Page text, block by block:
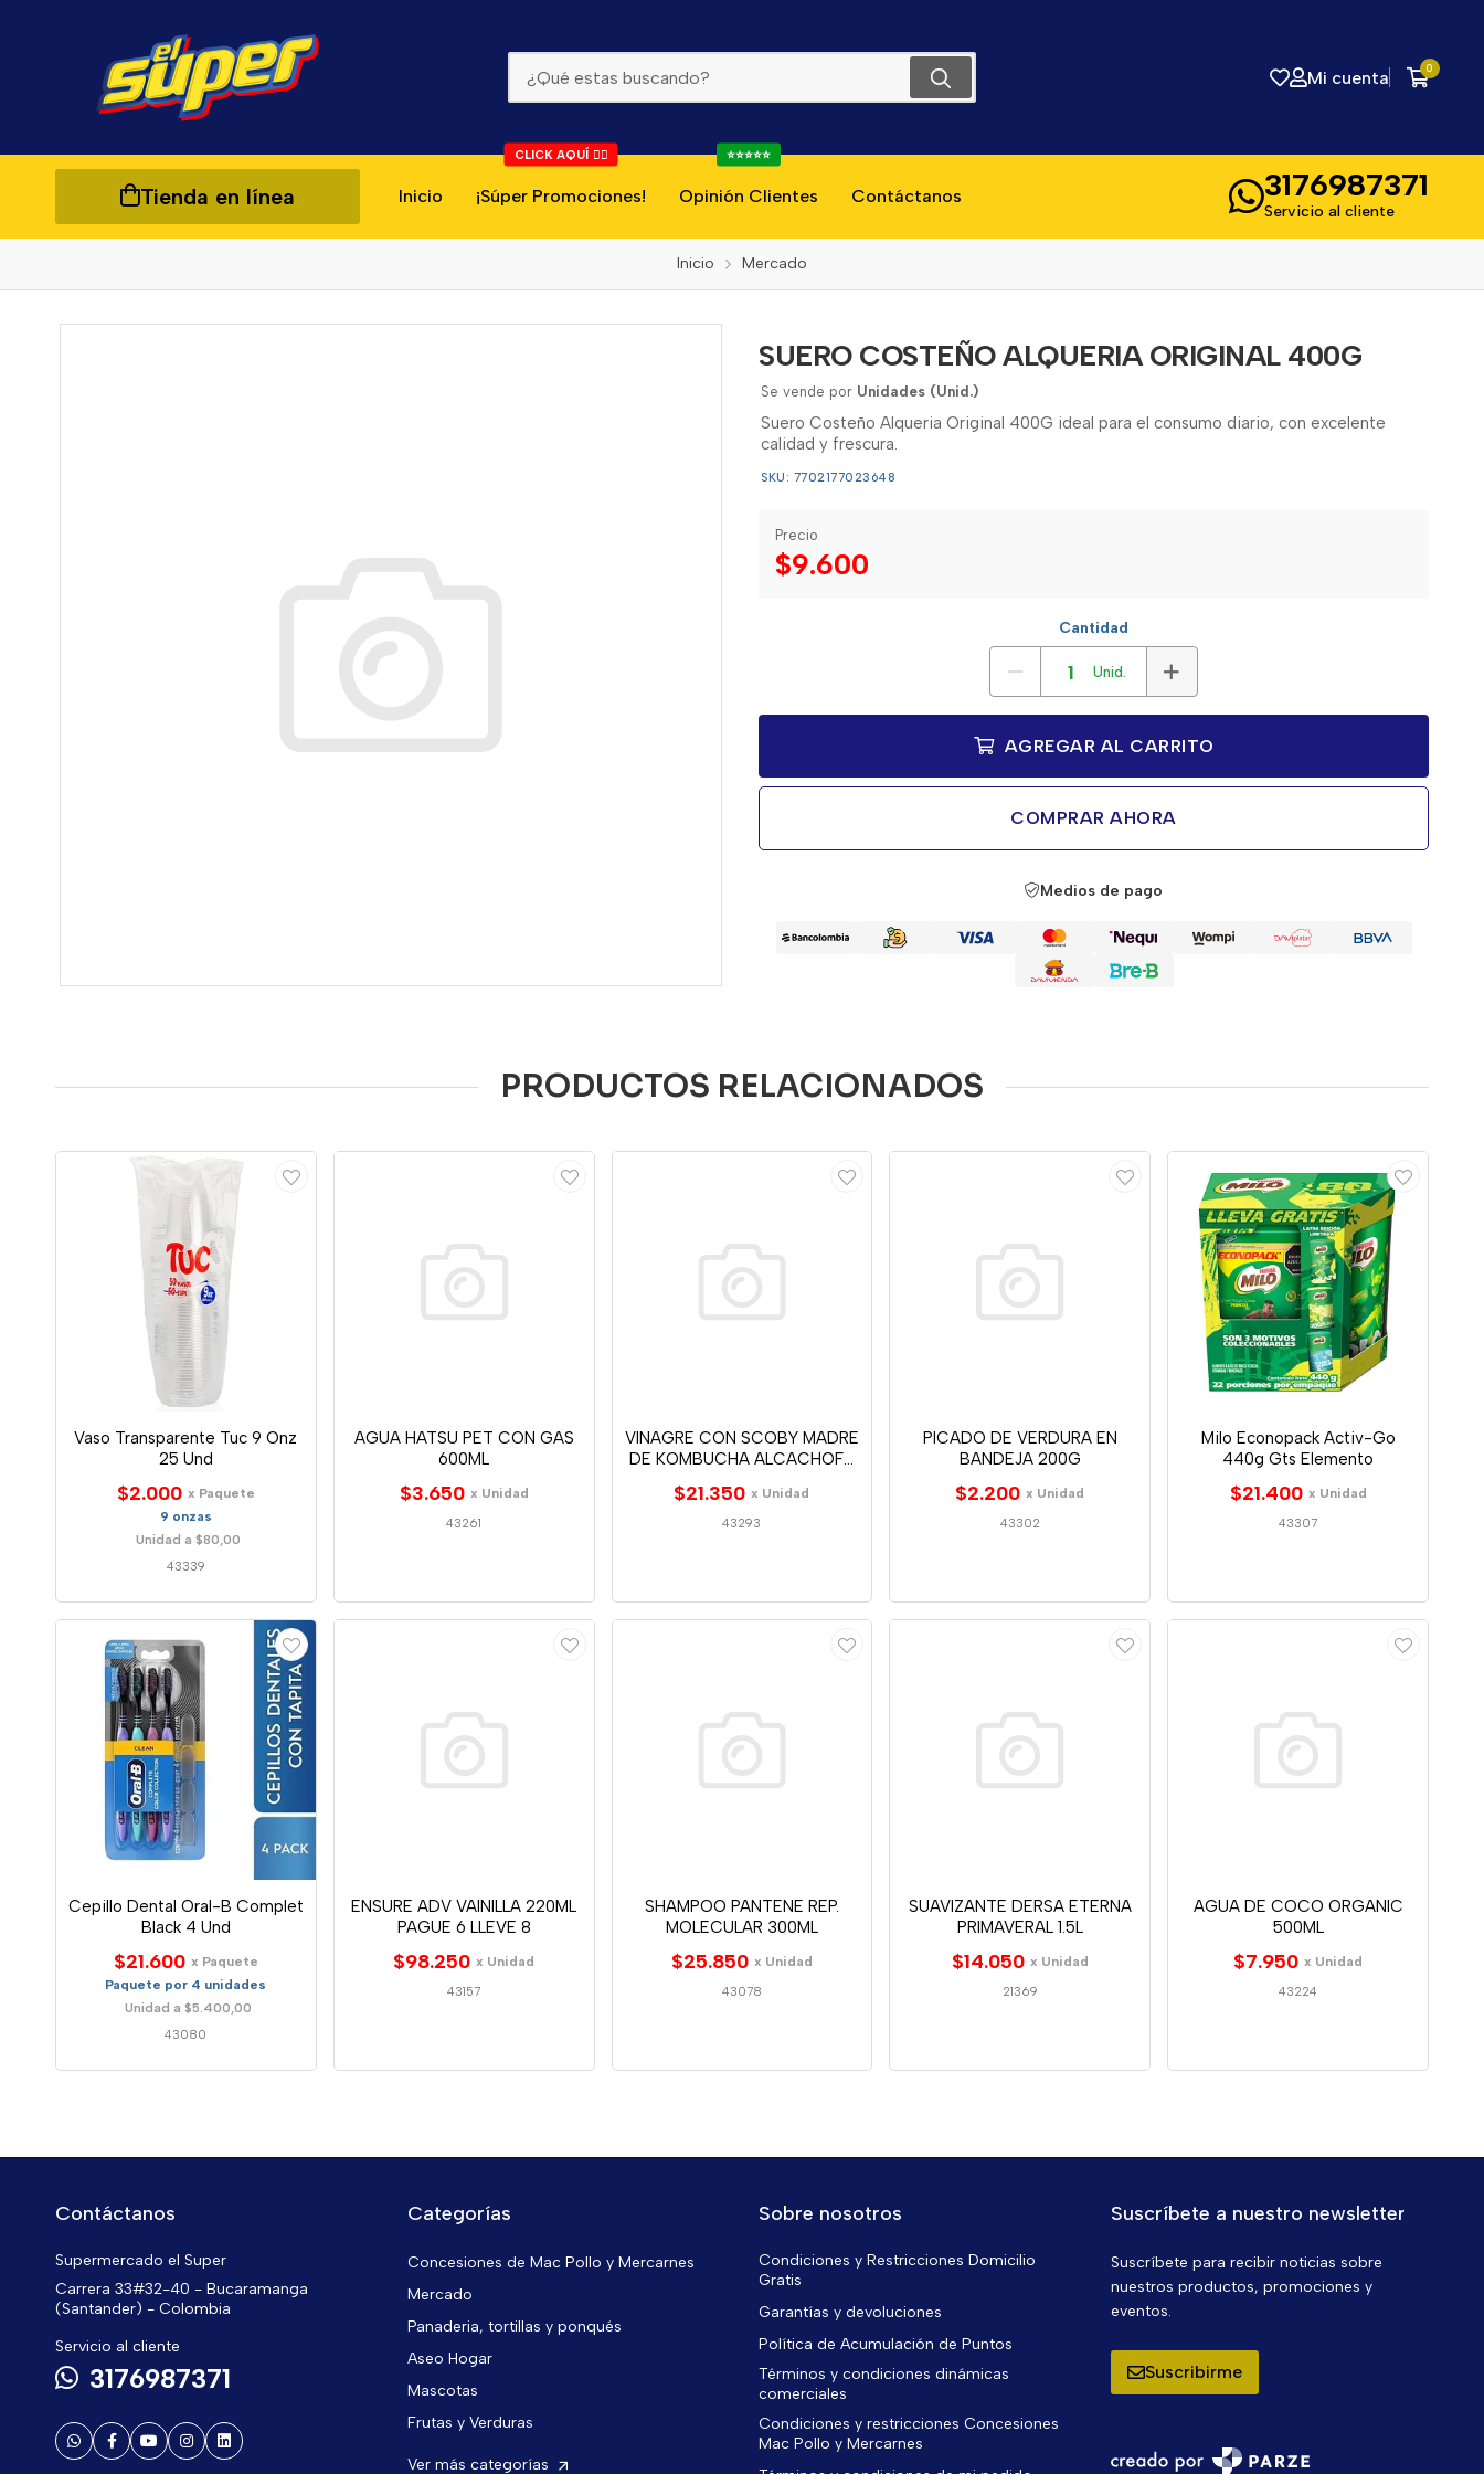
Mi cuenta 0
Tienda en línea Inicio ¡Súper Promociones!
CLICK AQUÍ 👇🏻
Opinión Clientes
⭐⭐⭐⭐⭐
Contáctanos 3176987371
Servicio al cliente
Inicio Mercado
SUERO COSTEÑO ALQUERIA ORIGINAL 400G
Se vende por Unidades (Unid.)
Suero Costeño Alqueria Original 400G ideal para el consumo diario, con excelente
calidad y frescura.
SKU: 7702177023648
Precio
$9.600
Cantidad
Unid.
AGREGAR AL CARRITO
COMPRAR AHORA
Medios de pago
PRODUCTOS RELACIONADOS
Vaso Transparente Tuc 9 Onz
25 Und
$2.000 x Paquete
9 onzas
Unidad a $80,00
43339
AGUA HATSU PET CON GAS
600ML
$3.650 x Unidad
43261
VINAGRE CON SCOBY MADRE
DE KOMBUCHA ALCACHOFA
$21.350 x Unidad
43293
PICADO DE VERDURA EN
BANDEJA 200G
$2.200 x Unidad
43302
Milo Econopack Activ-Go
440g Gts Elemento
$21.400 x Unidad
43307
Cepillo Dental Oral-B Complet
Black 4 Und
$21.600 x Paquete
Paquete por 4 unidades
Unidad a $5.400,00
43080
ENSURE ADV VAINILLA 220ML
PAGUE 6 LLEVE 8
$98.250 x Unidad
43157
SHAMPOO PANTENE REP.
MOLECULAR 300ML
$25.850 x Unidad
43078
SUAVIZANTE DERSA ETERNA
PRIMAVERAL 1.5L
$14.050 x Unidad
21369
AGUA DE COCO ORGANIC
500ML
$7.950 x Unidad
43224
Contáctanos
Supermercado el Super
Carrera 33#32-40 - Bucaramanga
(Santander) - Colombia
Servicio al cliente
3176987371
Categorías
Concesiones de Mac Pollo y Mercarnes
Mercado
Panaderia, tortillas y ponqués
Aseo Hogar
Mascotas
Frutas y Verduras
Ver más categorías
Sobre nosotros
Condiciones y Restricciones Domicilio
Gratis
Garantías y devoluciones
Política de Acumulación de Puntos
Términos y condiciones dinámicas
comerciales
Condiciones y restricciones Concesiones
Mac Pollo y Mercarnes
Suscríbete a nuestro newsletter
Suscríbete para recibir noticias sobre
nuestros productos, promociones y
eventos.
Suscribirme